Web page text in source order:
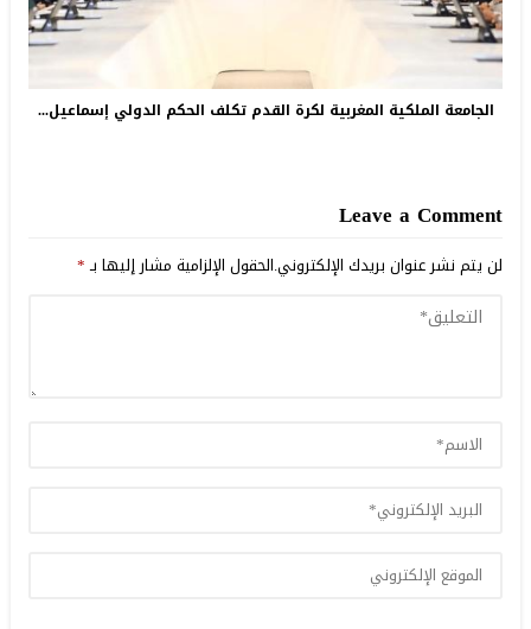
الجامعة الملكية المغربية لكرة القدم تكلف الحكم الدولي إسماعيل...
Leave a Comment
لن يتم نشر عنوان بريدك الإلكتروني.الحقول الإلزامية مشار إليها بـ*